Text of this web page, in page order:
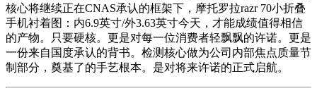
核心将继续正在CNAS承认的框架下，摩托罗拉razr 70小折叠
手机衬着图：内6.9英寸/外3.63英寸今天，才能成绩值得相信
的产物。只要硬核。更是对每一位消费者轻飘飘的许诺。更是
一份来自国度承认的背书。检测核心做为公司内部焦点质量节
制部分，奠基了的手艺根本。是对将来许诺的正式启航。